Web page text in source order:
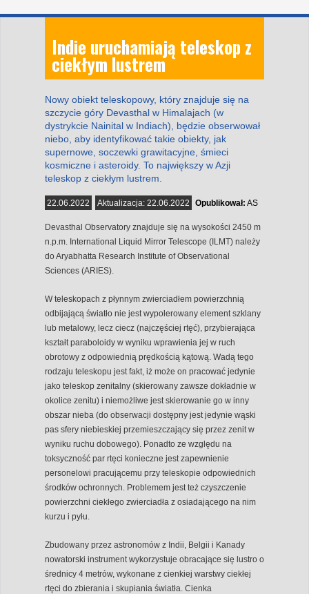
Indie uruchamiają teleskop z
ciekłym lustrem
Nowy obiekt teleskopowy, który znajduje się na
szczycie góry Devasthal w Himalajach (w
dystrykcie Nainital w Indiach), będzie obserwował
niebo, aby identyfikować takie obiekty, jak
supernowe, soczewki grawitacyjne, śmieci
kosmiczne i asteroidy. To największy w Azji
teleskop z ciekłym lustrem.
22.06.2022 Aktualizacja: 22.06.2022 Opublikował: AS
Devasthal Observatory znajduje się na wysokości 2450 m
n.p.m. International Liquid Mirror Telescope (ILMT) należy
do Aryabhatta Research Institute of Observational
Sciences (ARIES).
W teleskopach z płynnym zwierciadłem powierzchnią
odbijającą światło nie jest wypolerowany element szklany
lub metalowy, lecz ciecz (najczęściej rtęć), przybierająca
kształt paraboloidy w wyniku wprawienia jej w ruch
obrotowy z odpowiednią prędkością kątową. Wadą tego
rodzaju teleskopu jest fakt, iż może on pracować jedynie
jako teleskop zenitalny (skierowany zawsze dokładnie w
okolice zenitu) i niemożliwe jest skierowanie go w inny
obszar nieba (do obserwacji dostępny jest jedynie wąski
pas sfery niebieskiej przemieszczający się przez zenit w
wyniku ruchu dobowego). Ponadto ze względu na
toksyczność par rtęci konieczne jest zapewnienie
personelowi pracującemu przy teleskopie odpowiednich
środków ochronnych. Problemem jest też czyszczenie
powierzchni ciekłego zwierciadła z osiadającego na nim
kurzu i pyłu.
Zbudowany przez astronomów z Indii, Belgii i Kanady
nowatorski instrument wykorzystuje obracające się lustro o
średnicy 4 metrów, wykonane z cienkiej warstwy ciekłej
rtęci do zbierania i skupiania światła. Cienka